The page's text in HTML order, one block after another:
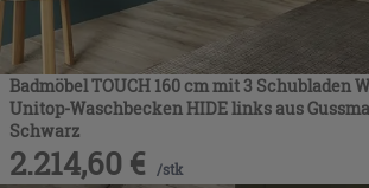
Badmöbel TOUCH 160 cm mit 3 Schubladen
Unitop-Waschbecken HIDE links aus
Schwarz
2.214,60 € /stk